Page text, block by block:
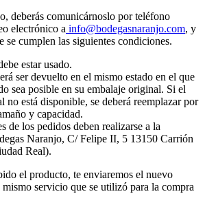
deberás comunicárnoslo por teléfono
electrónico a info@bodegasnaranjo.com, y
se cumplen las siguientes condiciones.
estar usado.
ser devuelto en el mismo estado en el que
sea posible en su embalaje original. Si el
no está disponible, se deberá reemplazar por
y capacidad.
de los pedidos deben realizarse a la
Naranjo, C/ Felipe II, 5 13150 Carrión
Real).
el producto, te enviaremos el nuevo
servicio que se utilizó para la compra